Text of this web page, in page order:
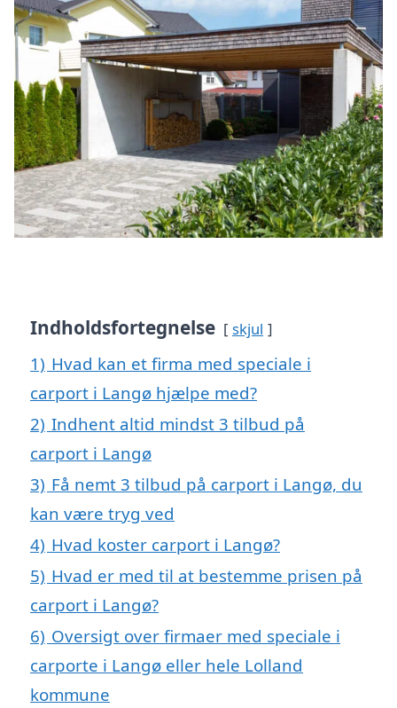
Indholdsfortegnelse skjul
1) Hvad kan et firma med speciale i
carport i Langø hjælpe med?
2) Indhent altid mindst 3 tilbud på
carport i Langø
3) Få nemt 3 tilbud på carport i Langø, du
kan være tryg ved
4) Hvad koster carport i Langø?
5) Hvad er med til at bestemme prisen på
carport i Langø?
6) Oversigt over firmaer med speciale i
carporte i Langø eller hele Lolland
kommune